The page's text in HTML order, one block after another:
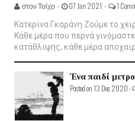
στον Τοίχο - 07 Jan 2021 - 1
Κατερίνα Γκαράνη Ζούμε το
Κάθε μέρα που περνά
κατάθλιψης, κάθε μέρα
Ένα παιδί
Posted on 13 Dec 2020 -